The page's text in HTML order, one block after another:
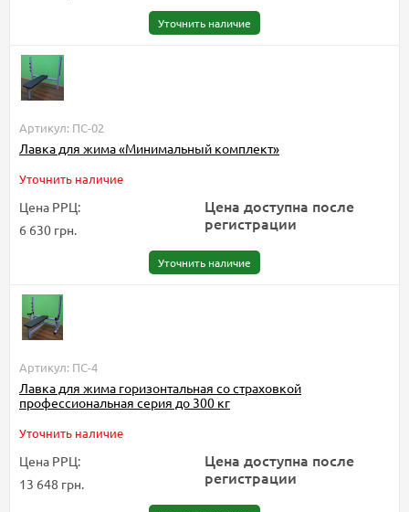
Уточнить наличие
Артикул: ПС-02
Лавка для жима «Минимальный комплект»
Уточнить наличие
Цена РРЦ:
6 630 грн.
Цена доступна после
регистрации
Уточнить наличие
Артикул: ПС-4
Лавка для жима горизонтальная со страховкой
профессиональная серия до 300 кг
Уточнить наличие
Цена РРЦ:
13 648 грн.
Цена доступна после
регистрации